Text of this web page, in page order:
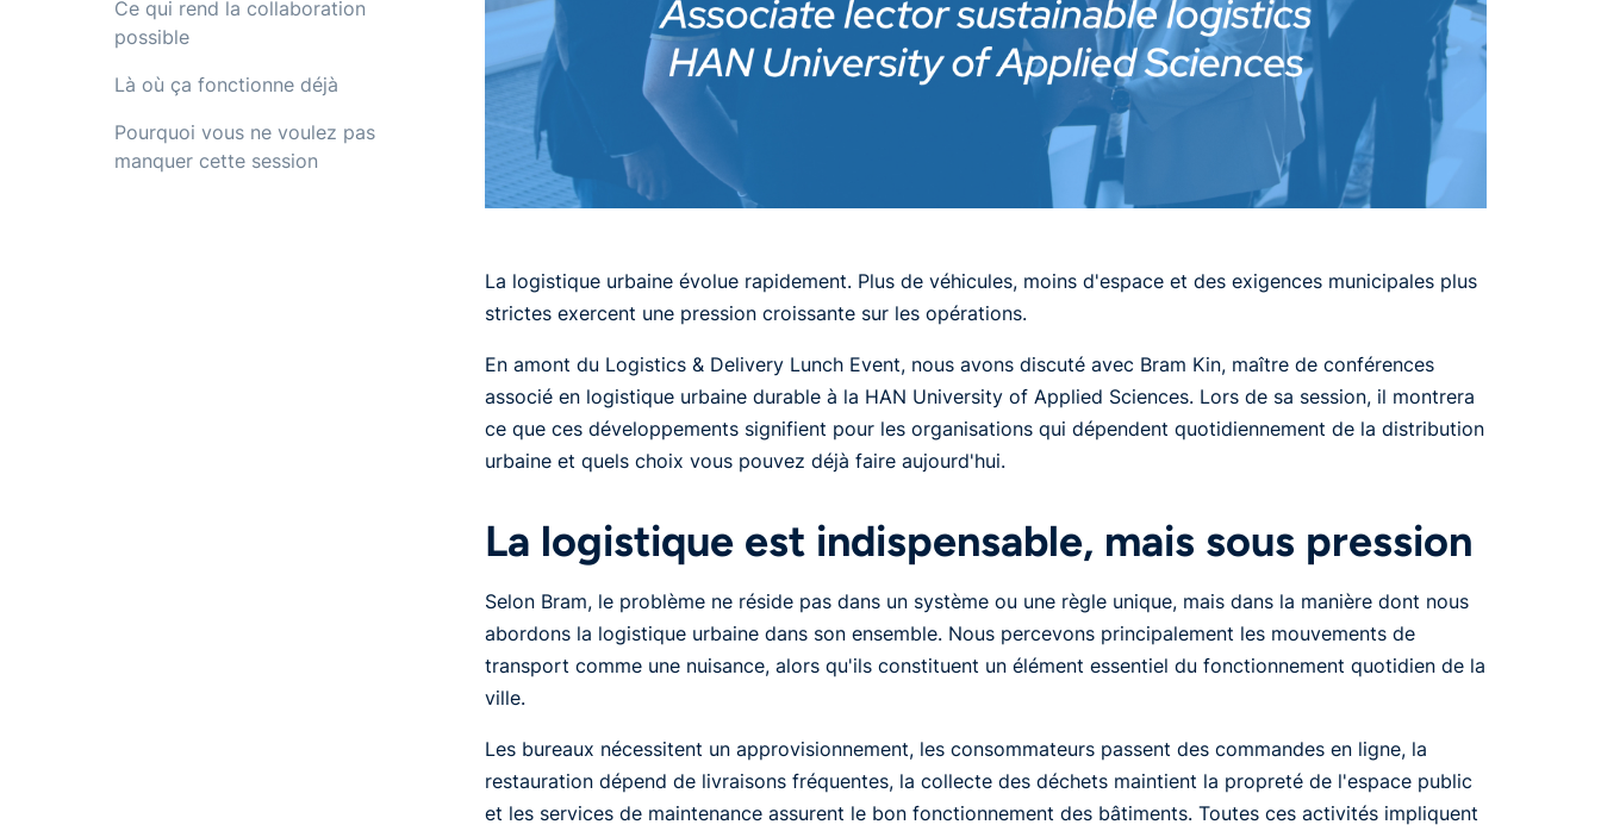
Ce qui rend la collaboration
possible
Là où ça fonctionne déjà
‍Pourquoi vous ne voulez pas
manquer cette session
La logistique urbaine évolue rapidement. Plus de véhicules, moins d'espace et des exigences municipales plus
strictes exercent une pression croissante sur les opérations.
En amont du Logistics & Delivery Lunch Event, nous avons discuté avec Bram Kin, maître de conférences
associé en logistique urbaine durable à la HAN University of Applied Sciences. Lors de sa session, il montrera
ce que ces développements signifient pour les organisations qui dépendent quotidiennement de la distribution
urbaine et quels choix vous pouvez déjà faire aujourd'hui.
La logistique est indispensable, mais sous pression
Selon Bram, le problème ne réside pas dans un système ou une règle unique, mais dans la manière dont nous
abordons la logistique urbaine dans son ensemble. Nous percevons principalement les mouvements de
transport comme une nuisance, alors qu'ils constituent un élément essentiel du fonctionnement quotidien de la
ville.
Les bureaux nécessitent un approvisionnement, les consommateurs passent des commandes en ligne, la
restauration dépend de livraisons fréquentes, la collecte des déchets maintient la propreté de l'espace public
et les services de maintenance assurent le bon fonctionnement des bâtiments. Toutes ces activités impliquent